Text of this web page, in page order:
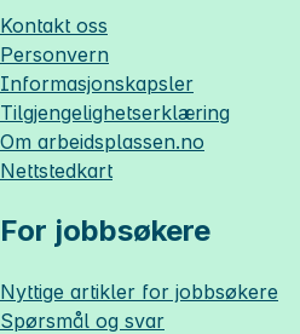
Kontakt oss
Personvern
Informasjonskapsler
Tilgjengelighetserklæring
Om arbeidsplassen.no
Nettstedkart
For jobbsøkere
Nyttige artikler for jobbsøkere
Spørsmål og svar